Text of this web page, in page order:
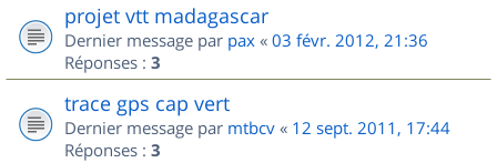
projet vtt madagascar
Dernier message par pax « 03 févr. 2012, 21:36
Réponses : 3
trace gps cap vert
Dernier message par mtbcv « 12 sept. 2011, 17:44
Réponses : 3